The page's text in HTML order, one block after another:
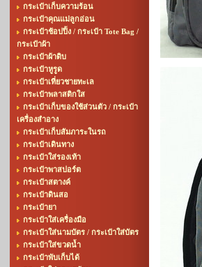
กระเป๋าเก็บความร้อน
กระเป๋าคุณแม่ลูกอ่อน
กระเป๋าช้อปปิ้ง / กระเป๋า Tote Bag /
กระเป๋าผ้า
กระเป๋าผ้าดิบ
กระเป๋าหูรูด
กระเป๋าเที่ยวชายทะเล
กระเป๋าพลาสติกใส
กระเป๋าเก็บของใช้ส่วนตัว / กระเป๋า
เครื่องสำอาง
กระเป๋าเก็บสัมภาระในรถ
กระเป๋าเดินทาง
กระเป๋าใส่รองเท้า
กระเป๋าพาสปอร์ต
กระเป๋าสตางค์
กระเป๋าดินสอ
กระเป๋ายา
กระเป๋าใส่เครื่องมือ
กระเป๋าใส่นามบัตร / กระเป๋าใส่บัตร
กระเป๋าใส่ขวดน้ำ
กระเป๋าพับเก็บได้